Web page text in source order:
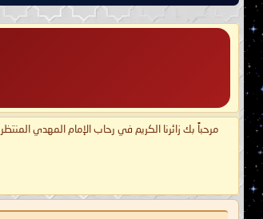
مرحباً بك زائرنا الكريم في رحاب الإمام المهدي